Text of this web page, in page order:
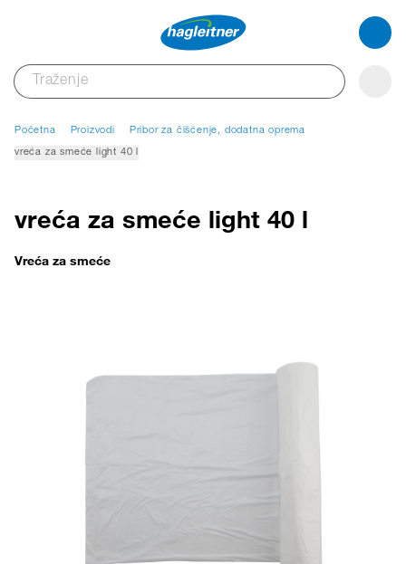
Početna Proizvodi Pribor za čišćenje, dodatna oprema
vreća za smeće light 40 l
vreća za smeće light 40 l
Vreća za smeće